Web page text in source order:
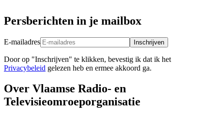
Persberichten in je mailbox
E-mailadres Inschrijven
Door op "Inschrijven" te klikken, bevestig ik dat ik het
Privacybeleid gelezen heb en ermee akkoord ga.
Over Vlaamse Radio- en
Televisieomroeporganisatie